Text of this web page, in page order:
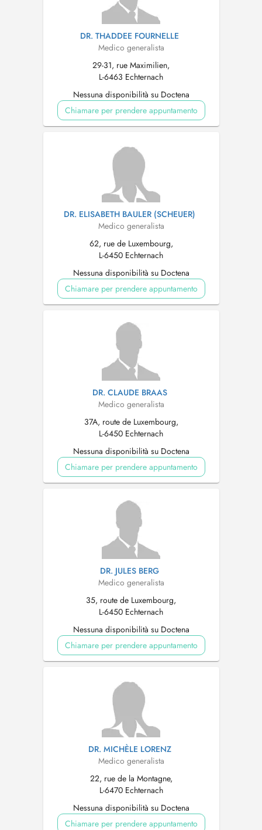
DR. THADDEE FOURNELLE
Medico generalista
29-31, rue Maximilien,
L-6463 Echternach
Nessuna disponibilità su Doctena
Chiamare per prendere appuntamento
DR. ELISABETH BAULER (SCHEUER)
Medico generalista
62, rue de Luxembourg,
L-6450 Echternach
Nessuna disponibilità su Doctena
Chiamare per prendere appuntamento
DR. CLAUDE BRAAS
Medico generalista
37A, route de Luxembourg,
L-6450 Echternach
Nessuna disponibilità su Doctena
Chiamare per prendere appuntamento
DR. JULES BERG
Medico generalista
35, route de Luxembourg,
L-6450 Echternach
Nessuna disponibilità su Doctena
Chiamare per prendere appuntamento
DR. MICHÈLE LORENZ
Medico generalista
22, rue de la Montagne,
L-6470 Echternach
Nessuna disponibilità su Doctena
Chiamare per prendere appuntamento